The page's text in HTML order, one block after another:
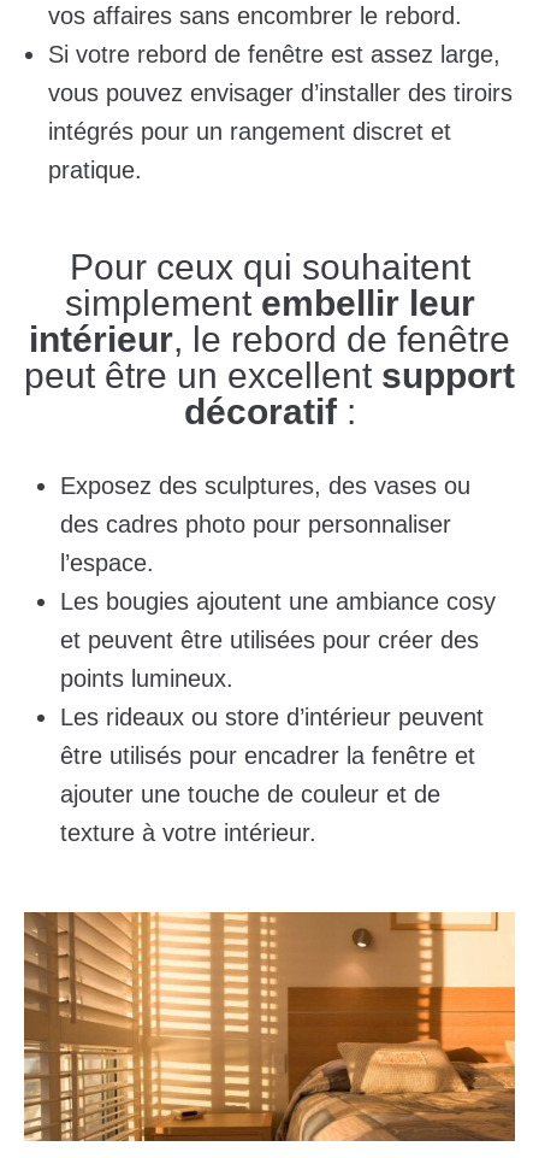
vos affaires sans encombrer le rebord.
Si votre rebord de fenêtre est assez large,
vous pouvez envisager d’installer des tiroirs
intégrés pour un rangement discret et
pratique.
Pour ceux qui souhaitent
simplement embellir leur
intérieur, le rebord de fenêtre
peut être un excellent support
décoratif:
Exposez des sculptures, des vases ou
des cadres photo pour personnaliser
l’espace.
Les bougies ajoutent une ambiance cosy
et peuvent être utilisées pour créer des
points lumineux.
Les rideaux ou store d’intérieur peuvent
être utilisés pour encadrer la fenêtre et
ajouter une touche de couleur et de
texture à votre intérieur.